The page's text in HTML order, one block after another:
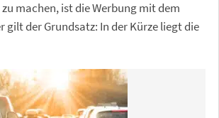
machen, ist die Werbung mit dem
gilt der Grundsatz: In der Kürze liegt die